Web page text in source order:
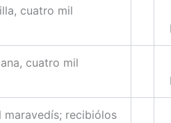
cuatro mil
cuatro mil
maravedís; recibiólos